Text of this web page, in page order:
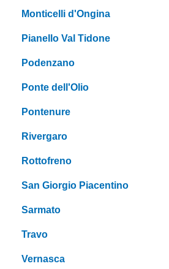
Monticelli d'Ongina
Pianello Val Tidone
Podenzano
Ponte dell'Olio
Pontenure
Rivergaro
Rottofreno
San Giorgio Piacentino
Sarmato
Travo
Vernasca